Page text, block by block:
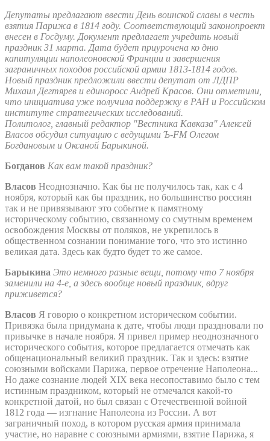
Депутаты предлагают ввести День воинской славы в честь
взятия Парижа в 1814 году. Соответствующий законопроект
внесен в Госдуму. Документ предлагает учредить новый
праздник 31 марта. Дата будет приурочена ко дню
капитуляции наполеоновской Франции и завершения
заграничных походов российской армии 1813-1814 годов.
Новый праздник предложили ввести депутат от ЛДПР
Михаил Дегтярев и единоросс Андрей Красов. Они отметили,
что инициатива уже получила поддержку в РАН и Российском
институте стратегических исследований.
Политолог, главный редактор "Вестника Кавказа" Алексей
Власов обсудил ситуацию с ведущими Ъ-FM Олегом
Богдановым и Оксаной Барыкиной.
Богданов Как вам такой праздник?
Власов Неоднозначно. Как бы не получилось так, как с 4
ноября, который как бы праздник, но большинство россиян
так и не привязывают это событие к памятному
историческому событию, связанному со смутным временем
освобождения Москвы от поляков, не укрепилось в
общественном сознании понимание того, что это истинно
великая дата. Здесь как будто будет то же самое.
Барыкина Это немного разные вещи, потому что 7 ноября
заменили на 4-е, а здесь вообще новый праздник, вдруг
приживется?
Власов Я говорю о конкретном историческом событии.
Привязка была придумана к дате, чтобы люди праздновали по
привычке в начале ноября. Я привел пример неоднозначного
исторического события, которое предлагается отмечать как
общенациональный великий праздник. Так и здесь: взятие
союзными войсками Парижа, первое отречение Наполеона...
Но даже сознание людей XIX века несопоставимо было с тем
истинным праздником, который не отмечался какой-то
конкретной датой, но был связан с Отечественной войной
1812 года — изгнание Наполеона из России. А вот
заграничный поход, в котором русская армия принимала
участие, но наравне с союзными армиями, взятие Парижа, я